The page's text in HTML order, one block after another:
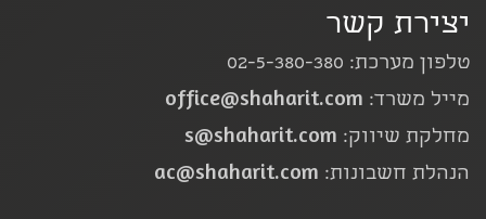
יצירת קשר
טלפון מערכת: 02-5-380-380
מייל משרד: office@shaharit.com
מחלקת שיווק: s@shaharit.com
הנהלת חשבונות: ac@shaharit.com